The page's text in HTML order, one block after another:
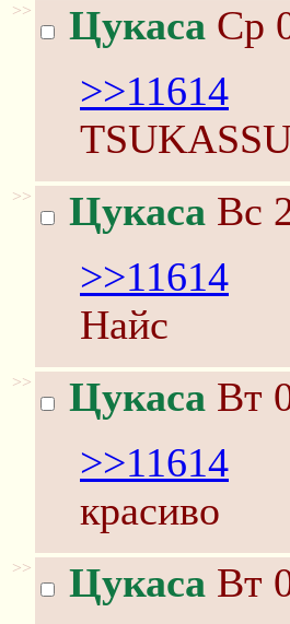
>> Цукаса Ср
>>11614
>> Цукаса Вс
>>11614
Найс
>> Цукаса Вт
>>11614
красиво
>> Цукаса Вт